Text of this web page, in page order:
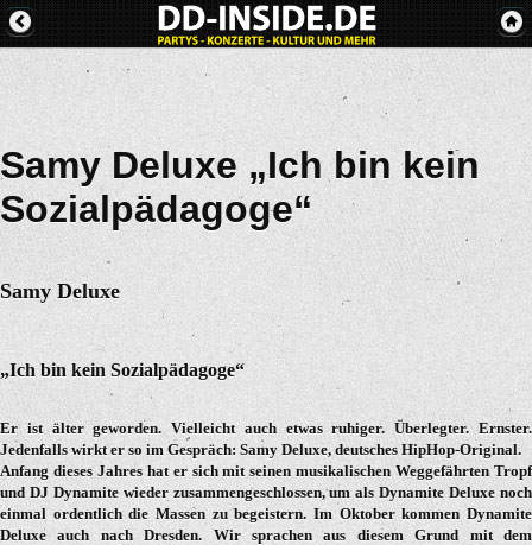
Samy Deluxe „Ich bin kein
Sozialpädagoge“
Samy Deluxe
„Ich bin kein Sozialpädagoge“
Er ist älter geworden. Vielleicht auch etwas ruhiger. Überlegter. Ernster.
Jedenfalls wirkt er so im Gespräch: Samy Deluxe, deutsches HipHop-Original.
Anfang dieses Jahres hat er sich mit seinen musikalischen Weggefährten Tropf
und DJ Dynamite wieder zusammengeschlossen, um als Dynamite Deluxe noch
einmal ordentlich die Massen zu begeistern. Im Oktober kommen Dynamite
Deluxe auch nach Dresden. Wir sprachen aus diesem Grund mit dem